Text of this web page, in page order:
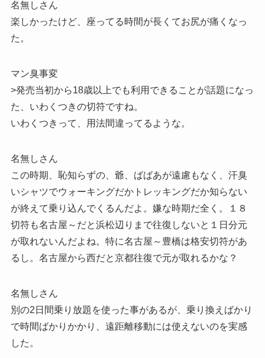
名無しさん
楽しかったけど、座ってる時間が長くてお尻が痛くなっ
た。
マン臭事変
>発売当初から18歳以上でも利用できることが話題になっ
た、いわくつきの切符ですね。
いわくつきって、用法間違ってるような。
名無しさん
この時期、恥知らずの、爺、ばばあが遠慮もなく、汗臭
いシャツでウォーキングだかトレッキングだか知らない
が終えて乗り込んでくるんだよ。嫌な時期だ全く。１８
切符も名古屋～だと浜松辺りまで往復しないと１日分元
が取れないんだよね。特に名古屋～豊橋は格安切符があ
るし。名古屋から西だと京都往復で元が取れるかな？
名無しさん
別の2日間乗り放題を使った事があるが、乗り換えばかり
で時間ばかりかかり、遠距離移動には使えないのを実感
した。